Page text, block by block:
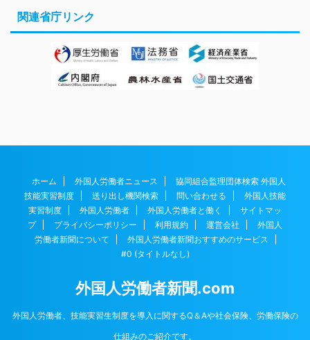
関連省庁リンク
ホーム 外国人労働者ニュース
協同組合監理団体検索 外国人
技能実習制度
送り出し機関検索 問い合わせる
外国人技能
実習制度
外国人労働者 外国人労働者と働く
サイトマッ
プ
プライバシーポリシー 利用規約 運営会社
外国人
労働者新聞について
外国人労働者新聞おすすめのサービス
#0 (タイトルなし)
外国人労働者新聞.com
外国人労働者、技能実習生制度を導入に関するQ＆Aや社会保険、労働保険の
仕組みのご紹介です。